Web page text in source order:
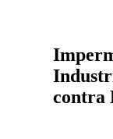
contra